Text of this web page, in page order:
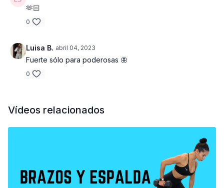
🫶🏻
0
Luisa B. abril 04, 2023
Fuerte sólo para poderosas 🦋
0
Vídeos relacionados